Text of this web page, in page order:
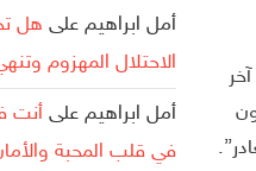
أمل ابراهيم على هل
الاحتلال المهزوم
أمل ابراهيم على أنت
في قلب المحبة